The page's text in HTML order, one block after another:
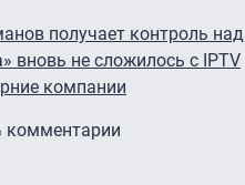
получает контроль
вновь не сложилось с IPTV
компании
комментарии